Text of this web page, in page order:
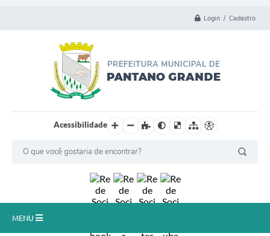
Login / Cadastro
Acessibilidade
MENU